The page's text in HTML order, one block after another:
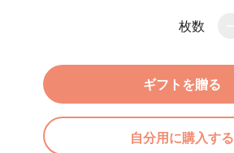
枚数
ギフトを贈る
自分用に購入する